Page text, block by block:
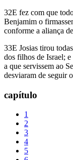
32E fez com que
Benjamim o
conforme a aliança
33E Josias tirou
dos filhos de Israel;
a que servissem ao
desviaram de seguir
capítulo
1
2
3
4
5